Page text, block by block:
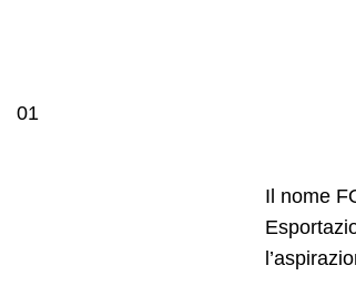
01
Il nome